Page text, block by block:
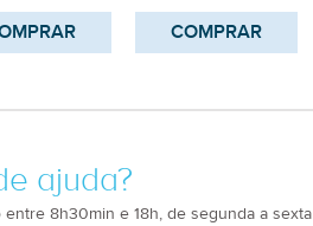
COMPRAR
ajuda?
entre 8h30min e 18h, de segunda a sexta